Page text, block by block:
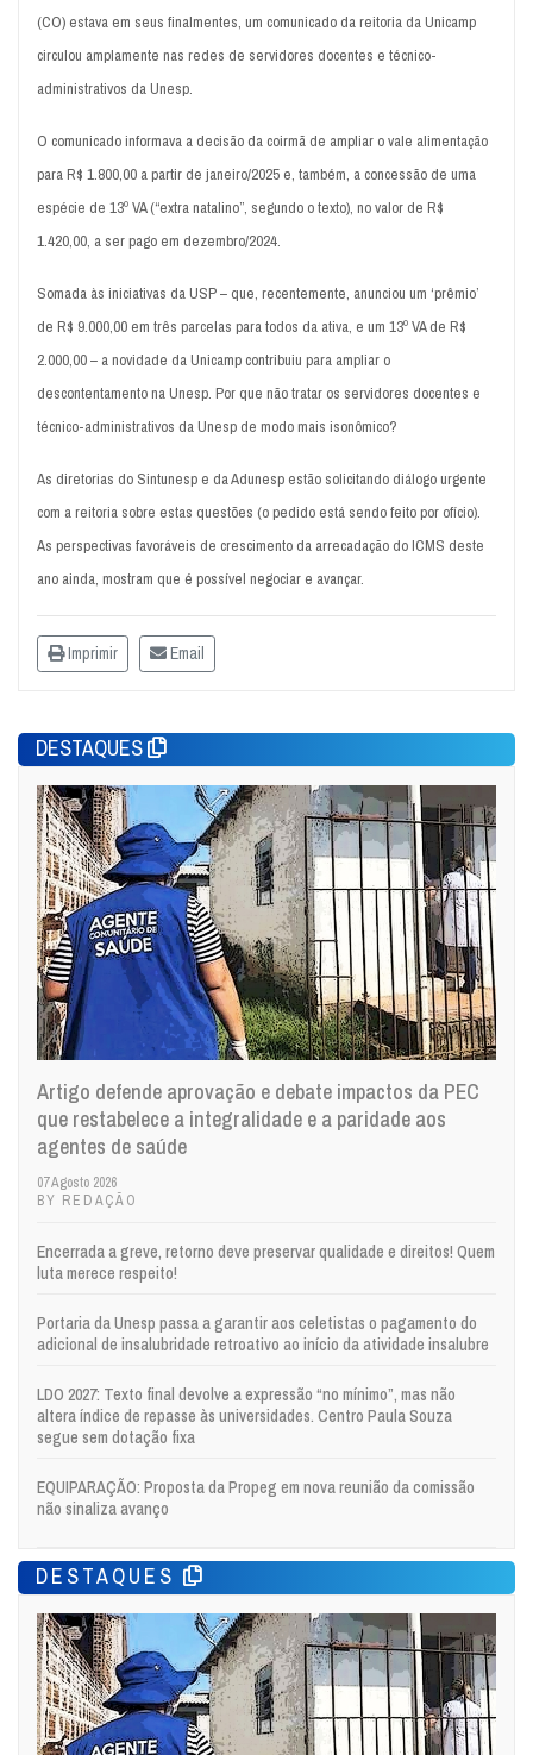
(CO) estava em seus finalmentes, um comunicado da reitoria da Unicamp
circulou amplamente nas redes de servidores docentes e técnico-
administrativos da Unesp.
O comunicado informava a decisão da coirmã de ampliar o vale alimentação
para R$ 1.800,00 a partir de janeiro/2025 e, também, a concessão de uma
espécie de 13º VA (“extra natalino”, segundo o texto), no valor de R$
1.420,00, a ser pago em dezembro/2024.
Somada às iniciativas da USP – que, recentemente, anunciou um ‘prêmio’
de R$ 9.000,00 em três parcelas para todos da ativa, e um 13º VA de R$
2.000,00 – a novidade da Unicamp contribuiu para ampliar o
descontentamento na Unesp. Por que não tratar os servidores docentes e
técnico-administrativos da Unesp de modo mais isonômico?
As diretorias do Sintunesp e da Adunesp estão solicitando diálogo urgente
com a reitoria sobre estas questões (o pedido está sendo feito por ofício).
As perspectivas favoráveis de crescimento da arrecadação do ICMS deste
ano ainda, mostram que é possível negociar e avançar.
Imprimir Email
DESTAQUES
Artigo defende aprovação e debate impactos da PEC
que restabelece a integralidade e a paridade aos
agentes de saúde
07 Agosto 2026
BY REDAÇÃO
Encerrada a greve, retorno deve preservar qualidade e direitos! Quem
luta merece respeito!
Portaria da Unesp passa a garantir aos celetistas o pagamento do
adicional de insalubridade retroativo ao início da atividade insalubre
LDO 2027: Texto final devolve a expressão “no mínimo”, mas não
altera índice de repasse às universidades. Centro Paula Souza
segue sem dotação fixa
EQUIPARAÇÃO: Proposta da Propeg em nova reunião da comissão
não sinaliza avanço
DESTAQUES